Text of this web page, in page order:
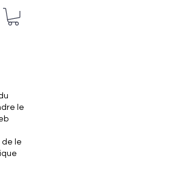
le
de le